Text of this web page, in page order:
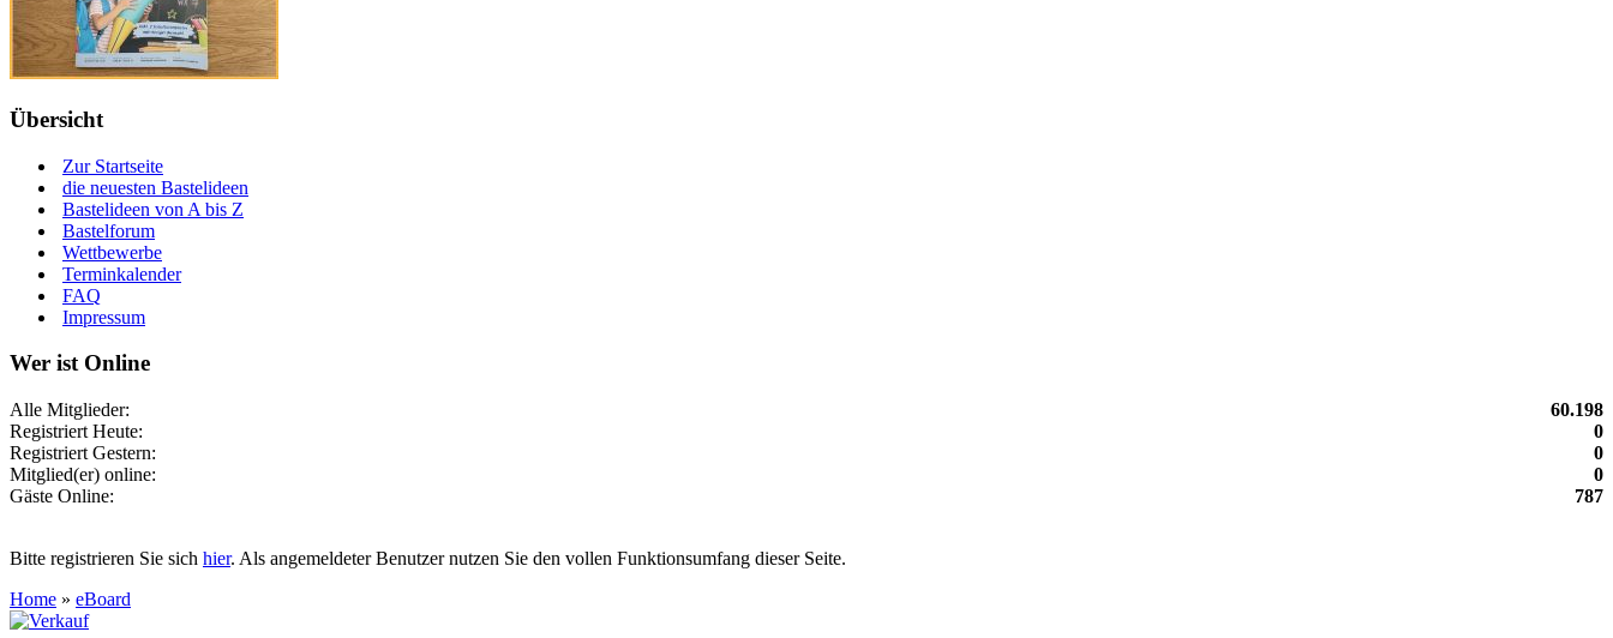
Übersicht
Zur Startseite
die neuesten Bastelideen
Bastelideen von A bis Z
Bastelforum
Wettbewerbe
Terminkalender
FAQ
Impressum
Wer ist Online
Alle Mitglieder:
60.198
Registriert Heute:
0
Registriert Gestern:
0
Mitglied(er) online:
0
Gäste Online:
787
Bitte registrieren Sie sich hier. Als angemeldeter Benutzer nutzen Sie den vollen Funktionsumfang dieser Seite.
Home » eBoard